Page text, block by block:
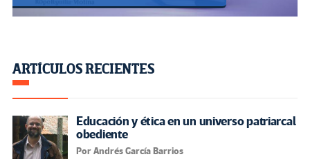
ARTÍCULOS RECIENTES
Educación y ética en un universo patriarcal
obediente
Por Andrés García Barrios